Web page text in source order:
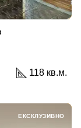
118 кв.м.
ЕКСКЛУЗИВНО